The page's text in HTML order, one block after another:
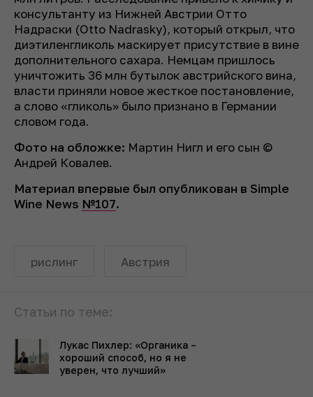
консультанту из Нижней Австрии Отто
Надраски (Otto Nadrasky), который открыл, что
диэтиленгликоль маскирует присутствие в вине
дополнительного сахара. Немцам пришлось
уничтожить 36 млн бутылок австрийского вина,
власти приняли новое жесткое постановление,
а слово «гликоль» было признано в Германии
словом года.
Фото на обложке: Мартин Нигл и его сын ©
Андрей Ковалев.
Материал впервые был опубликован в Simple
Wine News №107.
рислинг Австрия
Статьи по теме:
Лукас Пихлер: «Органика –
хороший способ, но я не
уверен, что лучший»